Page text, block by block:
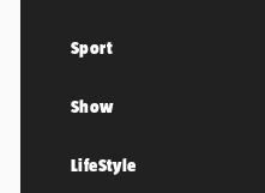
Sport
Show
LifeStyle